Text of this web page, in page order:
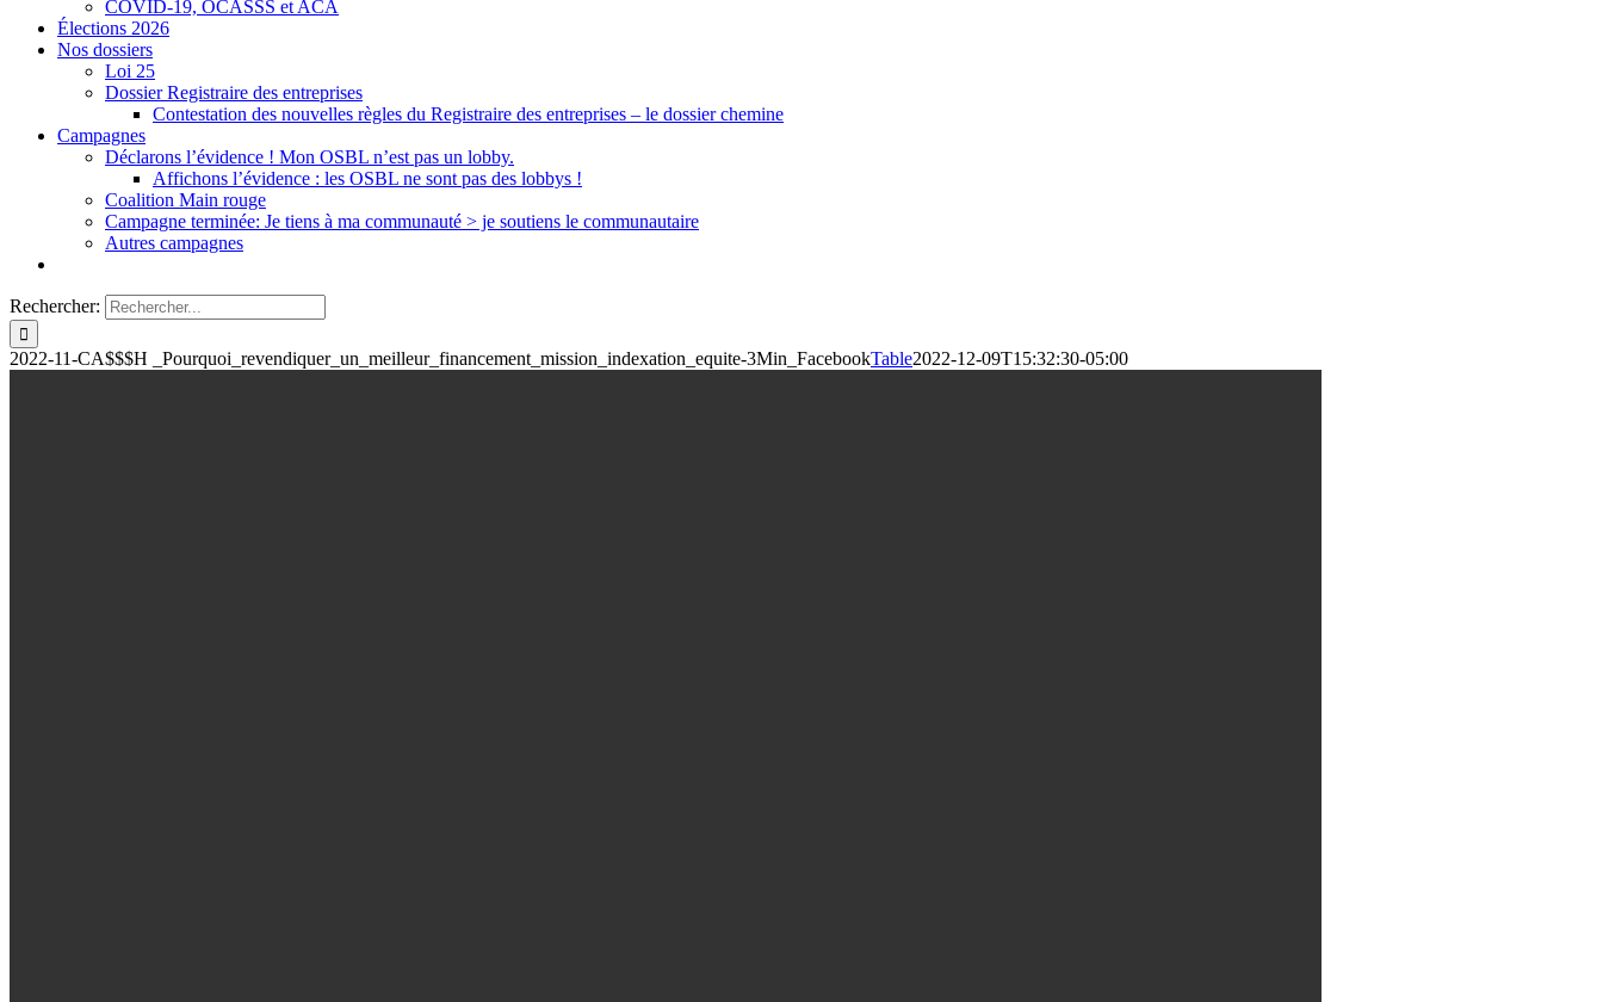
COVID-19, OCASSS et ACA
Élections 2026
Nos dossiers
Loi 25
Dossier Registraire des entreprises
Contestation des nouvelles règles du Registraire des entreprises – le dossier chemine
Campagnes
Déclarons l’évidence ! Mon OSBL n’est pas un lobby.
Affichons l’évidence : les OSBL ne sont pas des lobbys !
Coalition Main rouge
Campagne terminée: Je tiens à ma communauté > je soutiens le communautaire
Autres campagnes
Rechercher:
2022-11-CA$$$H _Pourquoi_revendiquer_un_meilleur_financement_mission_indexation_equite-3Min_FacebookTable2022-12-09T15:32:30-05:00